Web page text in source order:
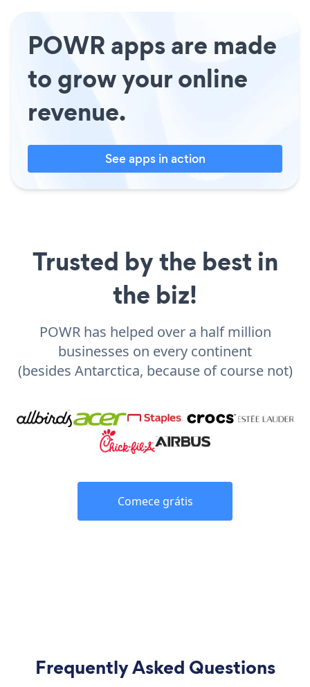
POWR apps are made
to grow your online
revenue.
See apps in action
Trusted by the best in
the biz!
POWR has helped over a half million
businesses on every continent
(besides Antarctica, because of course not)
Comece grátis
Frequently Asked Questions